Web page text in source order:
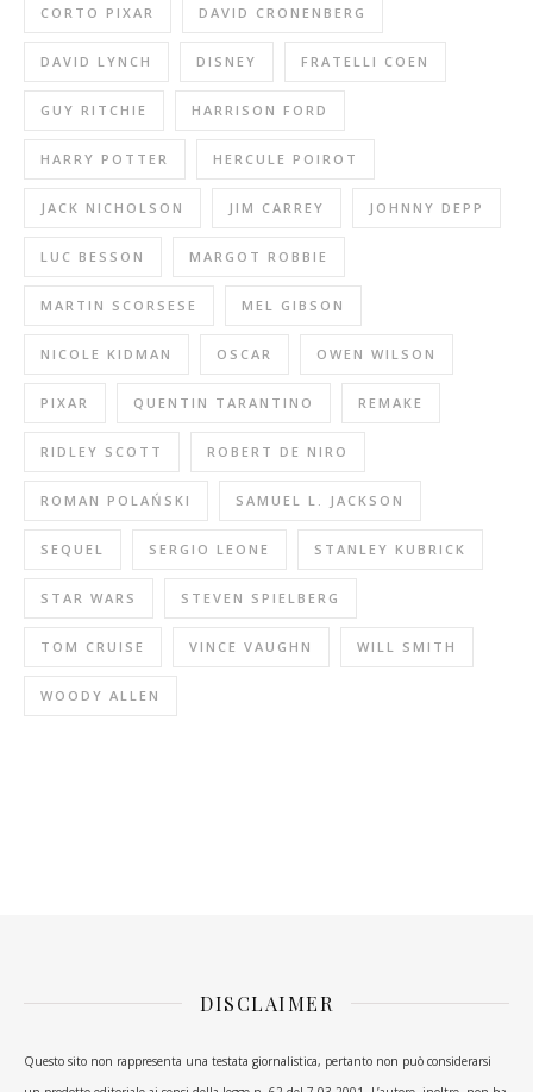
CORTO PIXAR DAVID CRONENBERG
DAVID LYNCH DISNEY FRATELLI COEN
GUY RITCHIE HARRISON FORD
HARRY POTTER HERCULE POIROT
JACK NICHOLSON JIM CARREY JOHNNY DEPP
LUC BESSON MARGOT ROBBIE
MARTIN SCORSESE MEL GIBSON
NICOLE KIDMAN OSCAR OWEN WILSON
PIXAR QUENTIN TARANTINO REMAKE
RIDLEY SCOTT ROBERT DE NIRO
ROMAN POLAŃSKI SAMUEL L. JACKSON
SEQUEL SERGIO LEONE STANLEY KUBRICK
STAR WARS STEVEN SPIELBERG
TOM CRUISE VINCE VAUGHN WILL SMITH
WOODY ALLEN
DISCLAIMER
Questo sito non rappresenta una testata giornalistica, pertanto non può considerarsi